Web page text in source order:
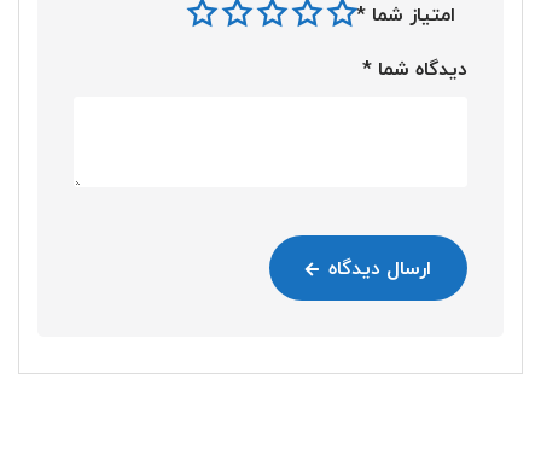
امتیاز شما *
دیدگاه شما *
ارسال دیدگاه